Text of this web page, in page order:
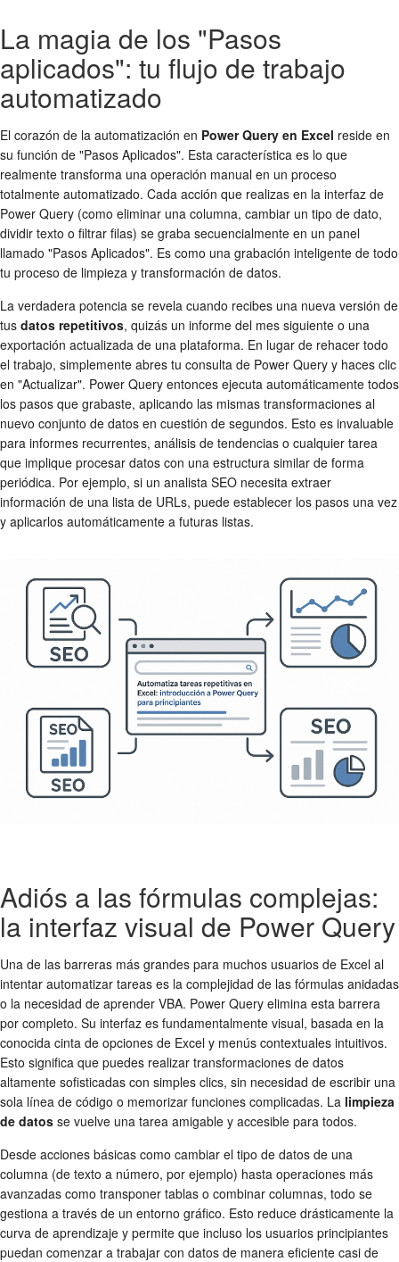
La magia de los "Pasos
aplicados": tu flujo de trabajo
automatizado
El corazón de la automatización en Power Query en Excel reside en
su función de "Pasos Aplicados". Esta característica es lo que
realmente transforma una operación manual en un proceso
totalmente automatizado. Cada acción que realizas en la interfaz de
Power Query (como eliminar una columna, cambiar un tipo de dato,
dividir texto o filtrar filas) se graba secuencialmente en un panel
llamado "Pasos Aplicados". Es como una grabación inteligente de todo
tu proceso de limpieza y transformación de datos.
La verdadera potencia se revela cuando recibes una nueva versión de
tus datos repetitivos, quizás un informe del mes siguiente o una
exportación actualizada de una plataforma. En lugar de rehacer todo
el trabajo, simplemente abres tu consulta de Power Query y haces clic
en "Actualizar". Power Query entonces ejecuta automáticamente todos
los pasos que grabaste, aplicando las mismas transformaciones al
nuevo conjunto de datos en cuestión de segundos. Esto es invaluable
para informes recurrentes, análisis de tendencias o cualquier tarea
que implique procesar datos con una estructura similar de forma
periódica. Por ejemplo, si un analista SEO necesita extraer
información de una lista de URLs, puede establecer los pasos una vez
y aplicarlos automáticamente a futuras listas.
Adiós a las fórmulas complejas:
la interfaz visual de Power Query
Una de las barreras más grandes para muchos usuarios de Excel al
intentar automatizar tareas es la complejidad de las fórmulas anidadas
o la necesidad de aprender VBA. Power Query elimina esta barrera
por completo. Su interfaz es fundamentalmente visual, basada en la
conocida cinta de opciones de Excel y menús contextuales intuitivos.
Esto significa que puedes realizar transformaciones de datos
altamente sofisticadas con simples clics, sin necesidad de escribir una
sola línea de código o memorizar funciones complicadas. La limpieza
de datos se vuelve una tarea amigable y accesible para todos.
Desde acciones básicas como cambiar el tipo de datos de una
columna (de texto a número, por ejemplo) hasta operaciones más
avanzadas como transponer tablas o combinar columnas, todo se
gestiona a través de un entorno gráfico. Esto reduce drásticamente la
curva de aprendizaje y permite que incluso los usuarios principiantes
puedan comenzar a trabajar con datos de manera eficiente casi de